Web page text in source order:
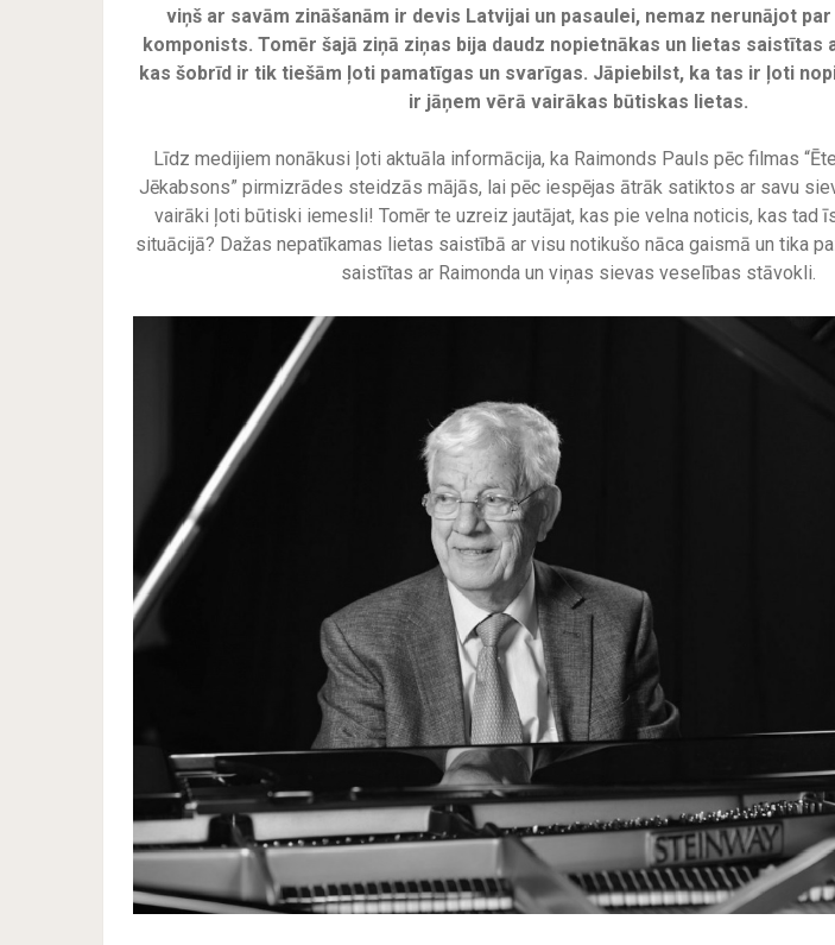
viņš ar savām zināšanām ir devis Latvijai un pasaulei, nemaz nerunājot
komponists. Tomēr šajā ziņā ziņas bija daudz nopietnākas un lietas saistītas
kas šobrīd ir tik tiešām ļoti pamatīgas un svarīgas. Jāpiebilst, ka tas ir ļoti
ir jāņem vērā vairākas būtiskas lietas.
Līdz medijiem nonākusi ļoti aktuāla informācija, ka Raimonds Pauls pēc filmas
Jēkabsons” pirmizrādes steidzās mājās, lai pēc iespējas ātrāk satiktos ar savu
vairāki ļoti būtiski iemesli! Tomēr te uzreiz jautājat, kas pie velna noticis, kas tad
situācijā? Dažas nepatīkamas lietas saistībā ar visu notikušo nāca gaismā un tika
saistītas ar Raimonda un viņas sievas veselības stāvokli.